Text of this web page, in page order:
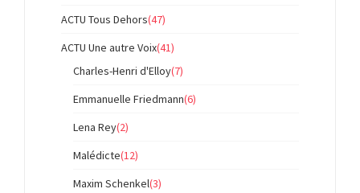
ACTU Tous Dehors(47)
ACTU Une autre Voix(41)
Charles-Henri d'Elloy(7)
Emmanuelle Friedmann(6)
Lena Rey(2)
Malédicte(12)
Maxim Schenkel(3)